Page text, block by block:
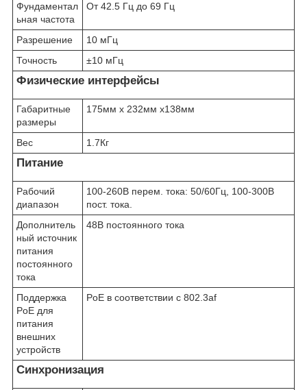
Фундаментал
ьная частота
От 42.5 Гц до 69 Гц
Разрешение
10 мГц
Точность
±10 мГц
Физические интерфейсы
Габаритные
размеры
175мм x 232мм x138мм
Вес 1.7Кг
Питание
Рабочий
диапазон
100-260В перем. тока: 50/60Гц, 100-300В
пост. тока.
Дополнитель
ный источник
питания
постоянного
тока
48В постоянного тока
Поддержка
PoE для
питания
внешних
устройств
PoE в соответствии с 802.3af
Синхронизация